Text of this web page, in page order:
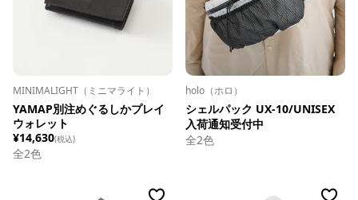
MINIMALIGHT（ミニマライト）
YAMAP別注めぐるしかプレイ
ウォレット
¥14,630(税込)
全2色
holo（ホロ）
シェルパック UX-10/UNISEX
入荷通知受付中
全2色